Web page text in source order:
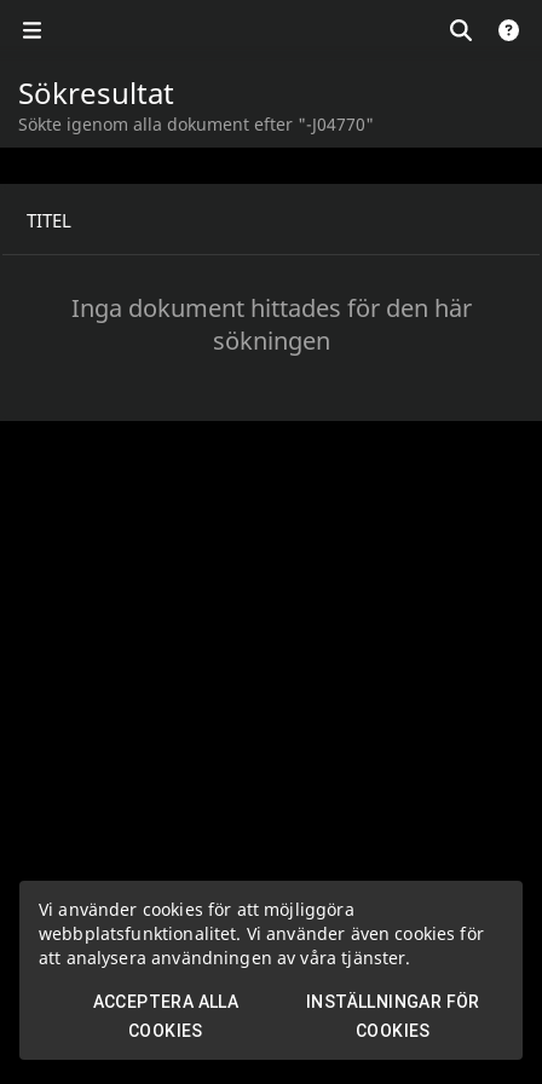
Vi använder cookies för att möjliggöra
webbplatsfunktionalitet. Vi använder även cookies för
att analysera användningen av våra tjänster.
ACCEPTERA ALLA
COOKIES
INSTÄLLNINGAR FÖR
COOKIES
Sökresultat
Sökte igenom alla dokument efter "-J04770"
TITEL
Inga dokument hittades för den här
sökningen